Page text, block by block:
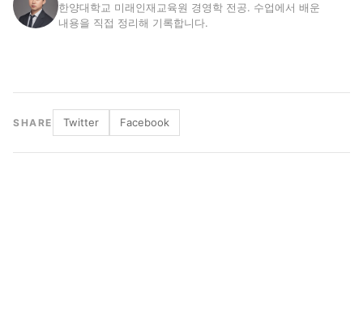
한양대학교 미래인재교육원 경영학 전공. 수업에서 배운
내용을 직접 정리해 기록합니다.
SHARE Twitter Facebook